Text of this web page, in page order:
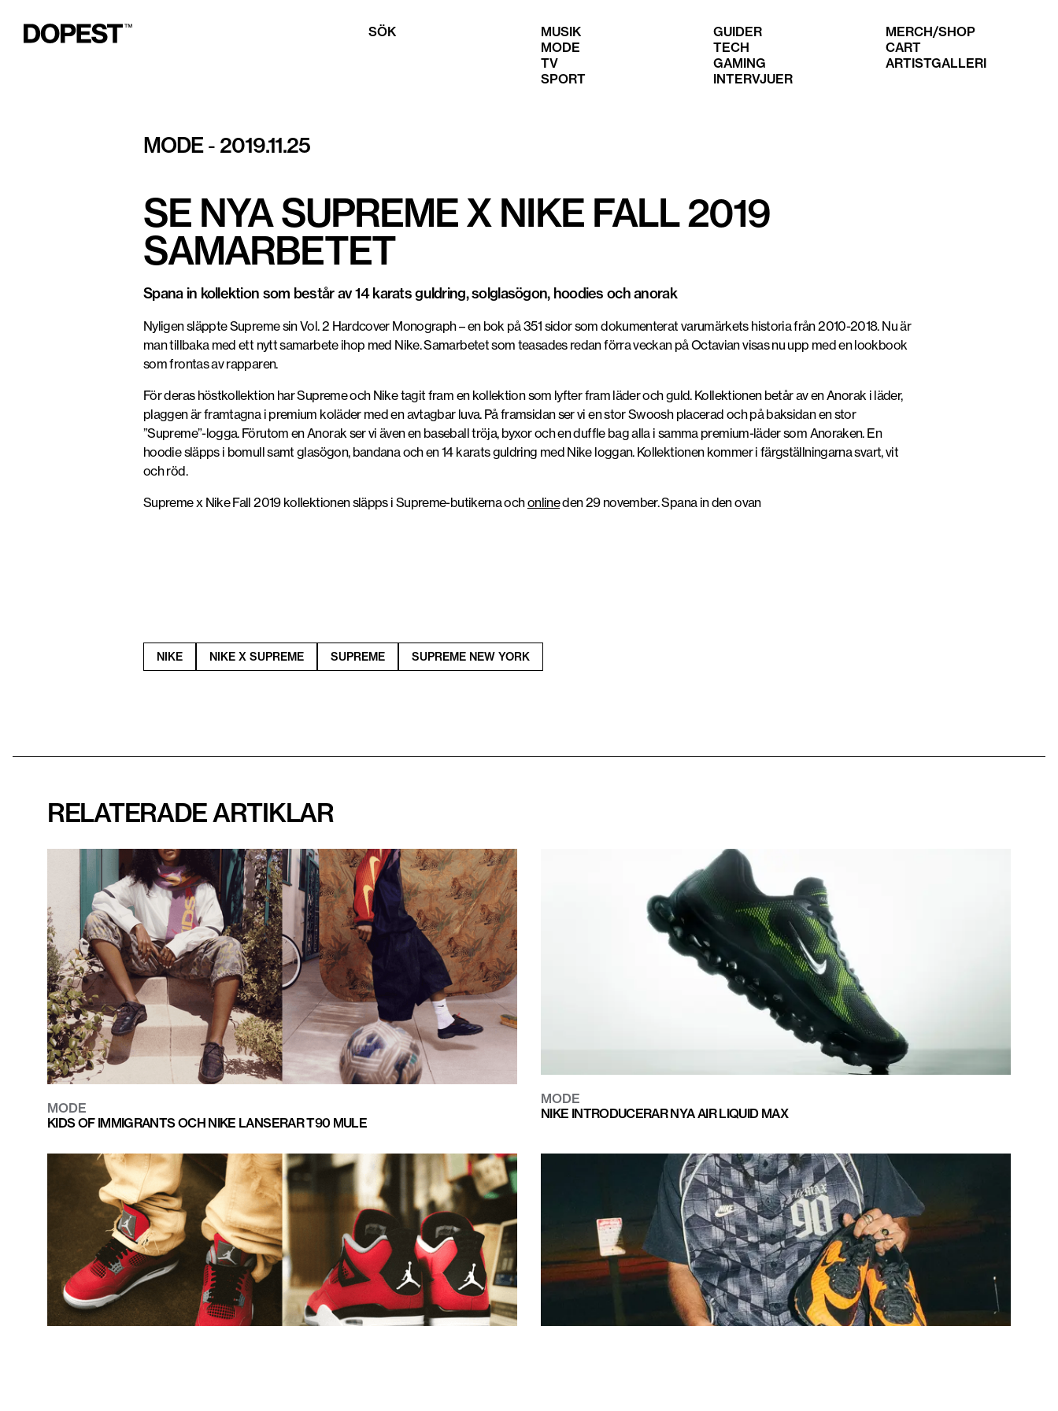
SÖK
MUSIK
MODE
TV
SPORT
GUIDER
TECH
GAMING
INTERVJUER
MERCH/SHOP
CART
ARTISTGALLERI
MODE- 2019.11.25
SE NYA SUPREME X NIKE FALL 2019
SAMARBETET
Spana in kollektion som består av 14 karats guldring, solglasögon, hoodies och anorak
Nyligen släppte Supreme sin Vol. 2 Hardcover Monograph – en bok på 351 sidor som dokumenterat varumärkets historia från 2010-2018. Nu är
man tillbaka med ett nytt samarbete ihop med Nike. Samarbetet som teasades redan förra veckan på Octavian visas nu upp med en lookbook
som frontas av rapparen.
För deras höstkollektion har Supreme och Nike tagit fram en kollektion som lyfter fram läder och guld. Kollektionen betår av en Anorak i läder,
plaggen är framtagna i premium koläder med en avtagbar luva. På framsidan ser vi en stor Swoosh placerad och på baksidan en stor
”Supreme”-logga. Förutom en Anorak ser vi även en baseball tröja, byxor och en duffle bag alla i samma premium-läder som Anoraken. En
hoodie släpps i bomull samt glasögon, bandana och en 14 karats guldring med Nike loggan. Kollektionen kommer i färgställningarna svart, vit
och röd.
Supreme x Nike Fall 2019 kollektionen släpps i Supreme-butikerna ochonlineden 29 november. Spana in den ovan
NIKE NIKE X SUPREME SUPREME SUPREME NEW YORK
RELATERADE ARTIKLAR
MODE
KIDS OF IMMIGRANTS OCH NIKE LANSERAR T90 MULE
MODE
NIKE INTRODUCERAR NYA AIR LIQUID MAX